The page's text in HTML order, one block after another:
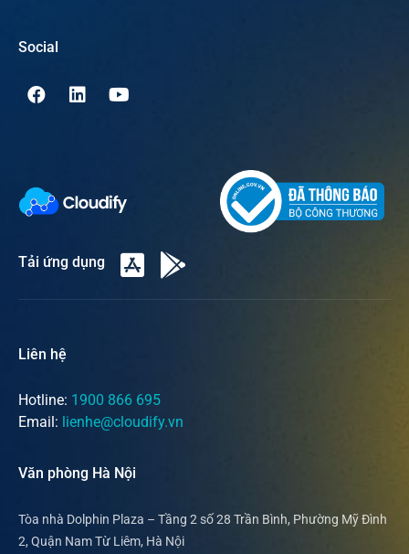
Social
Tải ứng dụng
Liên hệ
Hotline: 1900 866 695
Email: lienhe@cloudify.vn
Văn phòng Hà Nội
Tòa nhà Dolphin Plaza – Tầng 2 số 28 Trần Bình, Phường Mỹ Đình
2, Quận Nam Từ Liêm, Hà Nội